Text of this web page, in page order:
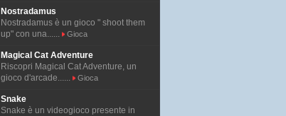
Nostradamus
Nostradamus è un gioco " shoot them
up" con una......
Gioca
Magical Cat Adventure
Riscopri Magical Cat Adventure, un
gioco d'arcade......
Gioca
Snake
Snake è un videogioco presente in